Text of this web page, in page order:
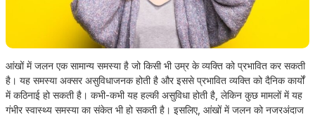
आंखों में जलन एक सामान्य समस्या है जो किसी भी उम्र के व्यक्ति को प्रभावित कर सकती
है। यह समस्या अक्सर असुविधाजनक होती है और इससे प्रभावित व्यक्ति को दैनिक कार्यों
में कठिनाई हो सकती है। कभी-कभी यह हल्की असुविधा होती है, लेकिन कुछ मामलों में यह
गंभीर स्वास्थ्य समस्या का संकेत भी हो सकती है। इसलिए, आंखों में जलन को नजरअंदाज